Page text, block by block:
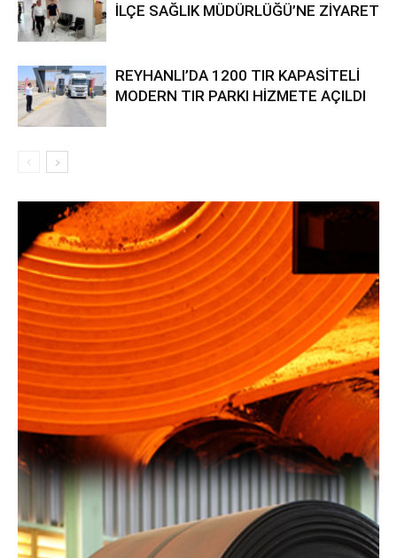
İLÇE SAĞLIK MÜDÜRLÜĞÜ’NE ZİYARET
REYHANLI’DA 1200 TIR KAPASİTELİ
MODERN TIR PARKI HİZMETE AÇILDI